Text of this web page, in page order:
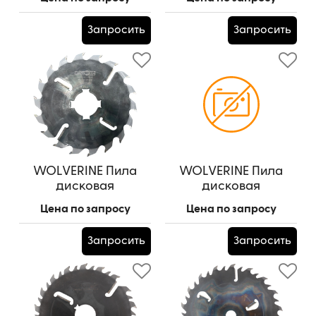
(шпон. паз 10*5 - 2 шт.
под 90 гр.) для
УПТ-250МЗапросить
350*50*2,8/4,2/18z+4
Запросить
WOLVERINE Пила
дисковая
350*50*2,5/4,0/18z+4
Цена по запросу
Запросить
WOLVERINE Пила
дисковая
Цена по запросу
Запросить